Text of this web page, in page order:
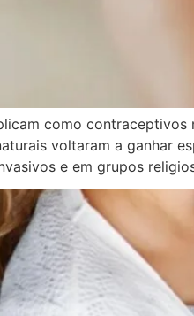
como
voltaram a ganhar
e em grupos